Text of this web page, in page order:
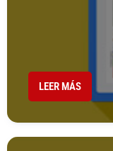
LEER MÁS